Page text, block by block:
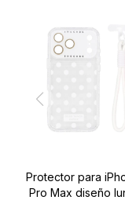
Protector para
Pro Max diseño